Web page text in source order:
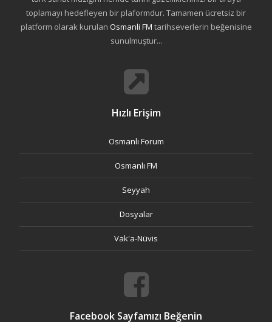
toplamayı hedefleyen bir plaformdur. Tamamen ücretsiz bir
platform olarak kurulan Osmanli FM tarihseverlerin beğenisine
sunulmuştur...
Hızlı Erişim
Osmanlı Forum
Osmanlı FM
Seyyah
Dosyalar
Vak'a-Nüvis
Facebook Sayfamızı Beğenin